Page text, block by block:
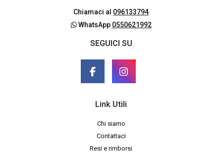
Chiamaci al 096133794
WhatsApp 0550621992
SEGUICI SU
Link Utili
Chi siamo
Contattaci
Resi e rimborsi